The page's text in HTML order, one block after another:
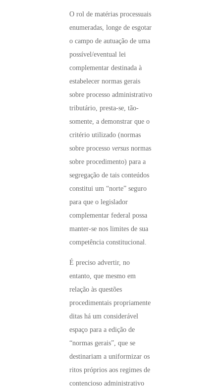
O rol de matérias processuais
enumeradas, longe de esgotar
o campo de autuação de uma
possível/eventual lei
complementar destinada à
estabelecer normas gerais
sobre processo administrativo
tributário, presta-se, tão-
somente, a demonstrar que o
critério utilizado (normas
sobre processo versus normas
sobre procedimento) para a
segregação de tais conteúdos
constitui um “norte” seguro
para que o legislador
complementar federal possa
manter-se nos limites de sua
competência constitucional.
É preciso advertir, no
entanto, que mesmo em
relação às questões
procedimentais propriamente
ditas há um considerável
espaço para a edição de
“normas gerais”, que se
destinariam a uniformizar os
ritos próprios aos regimes de
contencioso administrativo